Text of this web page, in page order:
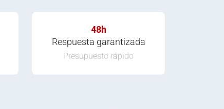
48h
Respuesta garantizada
Presupuesto rápido